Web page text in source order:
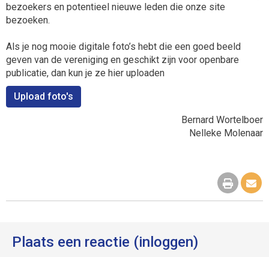
bezoekers en potentieel nieuwe leden die onze site
bezoeken.
Als je nog mooie digitale foto’s hebt die een goed beeld
geven van de vereniging en geschikt zijn voor openbare
publicatie, dan kun je ze hier uploaden
Upload foto's
Bernard Wortelboer
Nelleke Molenaar
Plaats een reactie (inloggen)